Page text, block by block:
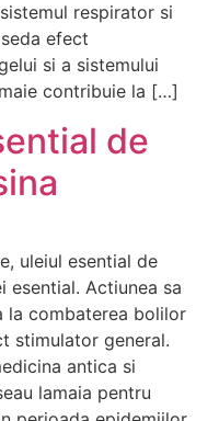
respirator si
efect
si a sistemului
contribuie la […]
de
uleiul esential de
esential. Actiunea sa
la combaterea bolilor
stimulator general.
antica si
lamaia pentru